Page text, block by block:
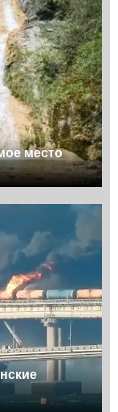
место